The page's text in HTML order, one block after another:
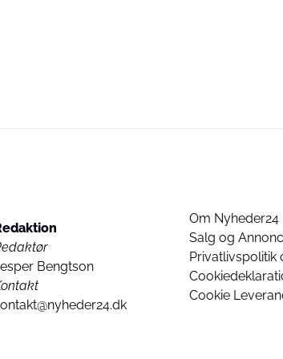
Bengtson
Om Nyheder24
Salg og
Privatlivspolitik
Cookie